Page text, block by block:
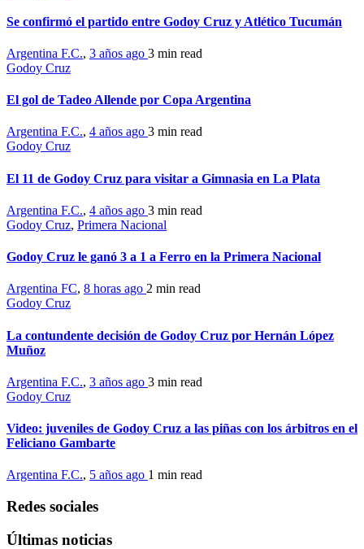
Se confirmó el partido entre Godoy Cruz y Atlético Tucumán
Argentina F.C., 3 años ago 3 min read
Godoy Cruz
El gol de Tadeo Allende por Copa Argentina
Argentina F.C., 4 años ago 3 min read
Godoy Cruz
El 11 de Godoy Cruz para visitar a Gimnasia en La Plata
Argentina F.C., 4 años ago 3 min read
Godoy Cruz, Primera Nacional
Godoy Cruz le ganó 3 a 1 a Ferro en la Primera Nacional
Argentina FC, 8 horas ago 2 min read
Godoy Cruz
La contundente decisión de Godoy Cruz por Hernán López
Muñoz
Argentina F.C., 3 años ago 3 min read
Godoy Cruz
Video: juveniles de Godoy Cruz a las piñas con los árbitros en el
Feliciano Gambarte
Argentina F.C., 5 años ago 1 min read
Redes sociales
Últimas noticias